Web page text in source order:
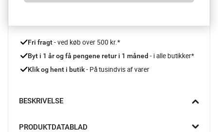
Fri fragt - ved køb over 500 kr.*
Byt i 1 år og få pengene retur i 1 måned - i alle butikker*
Klik og hent i butik - På tusindvis af varer
BESKRIVELSE
mange opgaver og til nem rengøring i hverdagen. Saksen kan
PRODUKTDATABLAD